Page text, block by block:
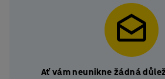
Ať vám neunikne žádná